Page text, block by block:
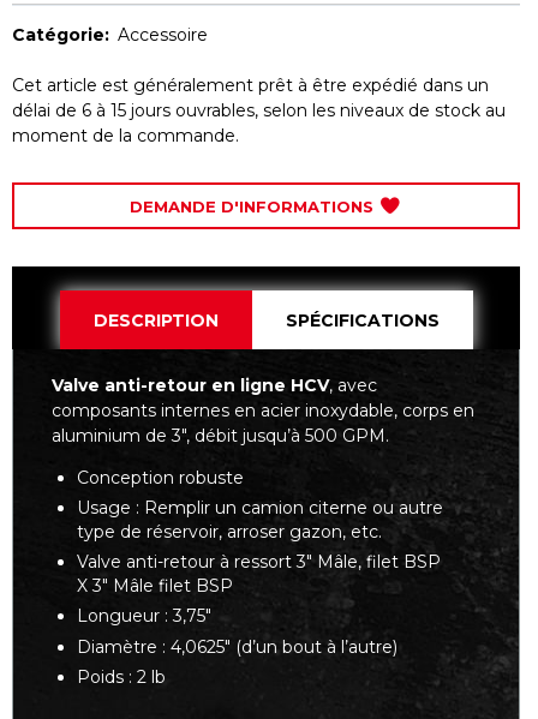
Catégorie: Accessoire
Cet article est généralement prêt à être expédié dans un
délai de 6 à 15 jours ouvrables, selon les niveaux de stock au
moment de la commande.
DEMANDE D'INFORMATIONS
DESCRIPTION SPÉCIFICATIONS
Valve anti-retour en ligne HCV, avec
composants internes en acier inoxydable, corps en
aluminium de 3", débit jusqu’à 500 GPM.
Conception robuste
Usage : Remplir un camion citerne ou autre
type de réservoir, arroser gazon, etc.
Valve anti-retour à ressort 3" Mâle, filet BSP
X 3" Mâle filet BSP
Longueur : 3,75″
Diamètre : 4,0625″ (d’un bout à l’autre)
Poids : 2 lb